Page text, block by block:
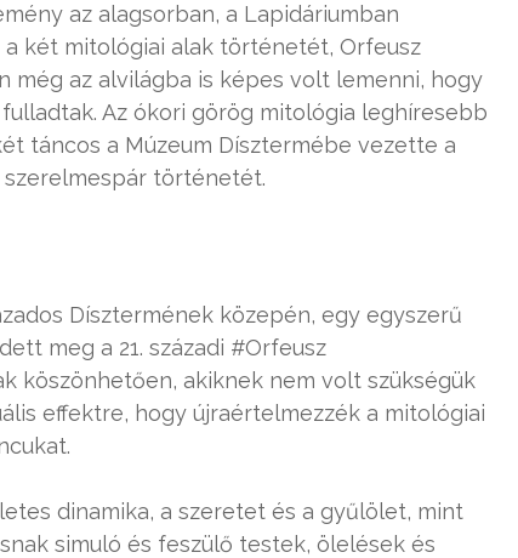
az alagsorban, a Lapidáriumban
két mitológiai alak történetét, Orfeusz
még az alvilágba is képes volt lemenni, hogy
Az ókori görög mitológia leghíresebb
táncos a Múzeum Dísztermébe vezette a
történetét.
Dísztermének közepén, egy egyszerű
meg a 21. századi #Orfeusz
köszönhetően, akiknek nem volt szükségük
effektre, hogy újraértelmezzék a mitológiai
dinamika, a szeretet és a gyűlölet, mint
simuló és feszülő testek, ölelések és